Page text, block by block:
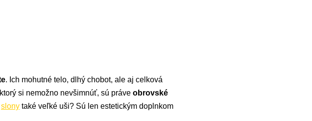
. Ich mohutné telo, dlhý chobot, ale aj celková
si nemožno nevšimnúť, sú práve obrovské
slony také veľké uši? Sú len estetickým doplnkom